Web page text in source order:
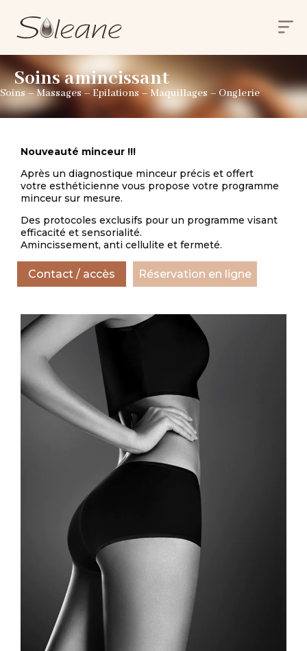
Soins amincissant
Soins – Massages – Epilations – Maquillages – Onglerie
Nouveauté minceur !!!
Après un diagnostique minceur précis et offert
votre esthéticienne vous propose votre programme
minceur sur mesure.
Des protocoles exclusifs pour un programme visant
efficacité et sensorialité.
Amincissement, anti cellulite et fermeté.
Contact / accès Réservation en ligne